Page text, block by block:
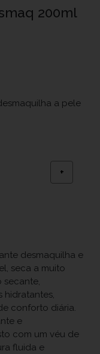
200ml
a pele
+
desmaquilha e
seca a muito
secante,
hidratantes,
conforto diária.
e
com um véu de
fluida e